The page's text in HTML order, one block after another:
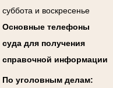
суббота и воскресенье
Основные телефоны
суда для получения
справочной информации
По уголовным делам: